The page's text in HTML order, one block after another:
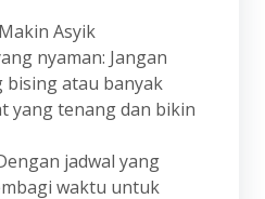
Asyik
nyaman: Jangan
bising atau banyak
yang tenang dan bikin
jadwal yang
waktu untuk